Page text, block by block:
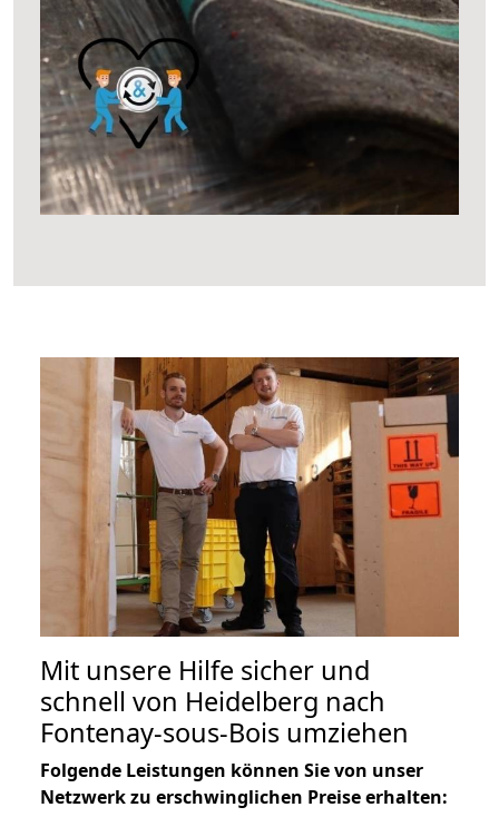
Mit unsere Hilfe sicher und
schnell von Heidelberg nach
Fontenay-sous-Bois umziehen
Folgende Leistungen können Sie von unser
Netzwerk zu erschwinglichen Preise erhalten: